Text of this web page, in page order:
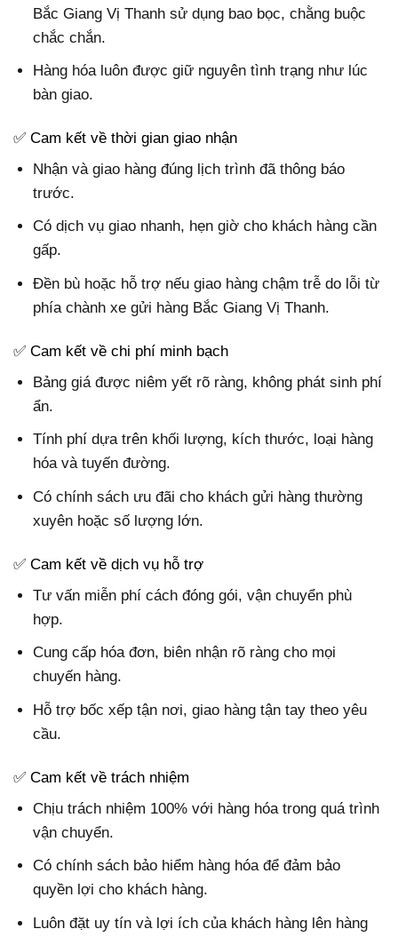
Bắc Giang Vị Thanh sử dụng bao bọc, chằng buộc
chắc chắn.
Hàng hóa luôn được giữ nguyên tình trạng như lúc
bàn giao.
✅ Cam kết về thời gian giao nhận
Nhận và giao hàng đúng lịch trình đã thông báo
trước.
Có dịch vụ giao nhanh, hẹn giờ cho khách hàng cần
gấp.
Đền bù hoặc hỗ trợ nếu giao hàng chậm trễ do lỗi từ
phía chành xe gửi hàng Bắc Giang Vị Thanh.
✅ Cam kết về chi phí minh bạch
Bảng giá được niêm yết rõ ràng, không phát sinh phí
ẩn.
Tính phí dựa trên khối lượng, kích thước, loại hàng
hóa và tuyến đường.
Có chính sách ưu đãi cho khách gửi hàng thường
xuyên hoặc số lượng lớn.
✅ Cam kết về dịch vụ hỗ trợ
Tư vấn miễn phí cách đóng gói, vận chuyển phù
hợp.
Cung cấp hóa đơn, biên nhận rõ ràng cho mọi
chuyến hàng.
Hỗ trợ bốc xếp tận nơi, giao hàng tận tay theo yêu
cầu.
✅ Cam kết về trách nhiệm
Chịu trách nhiệm 100% với hàng hóa trong quá trình
vận chuyển.
Có chính sách bảo hiểm hàng hóa để đảm bảo
quyền lợi cho khách hàng.
Luôn đặt uy tín và lợi ích của khách hàng lên hàng